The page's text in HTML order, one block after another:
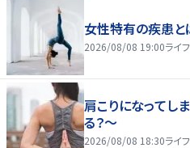
女性特有の疾患と
2026/08/08 19:00ライ
肩こりになってし
る？～
2026/08/08 18:30ライ